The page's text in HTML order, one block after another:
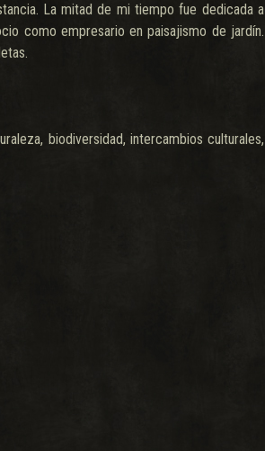
La mitad de mi tiempo fue dedicada a
como empresario en paisajismo de jardín.
biodiversidad, intercambios culturales,